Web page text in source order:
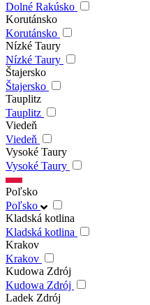
Dolné Rakúsko
Korutánsko
Korutánsko
Nízké Taury
Nízké Taury
Štajersko
Štajersko
Tauplitz
Tauplitz
Viedeň
Viedeň
Vysoké Taury
Vysoké Taury
Poľsko
Poľsko
Kladská kotlina
Kladská kotlina
Krakov
Krakov
Kudowa Zdrój
Kudowa Zdrój
Ladek Zdrój